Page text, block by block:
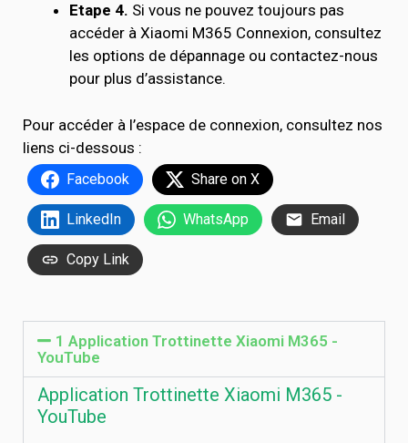
Etape 4. Si vous ne pouvez toujours pas
accéder à Xiaomi M365 Connexion, consultez
les options de dépannage ou contactez-nous
pour plus d’assistance.
Pour accéder à l’espace de connexion, consultez nos
liens ci-dessous :
Facebook Share on X
LinkedIn WhatsApp Email
Copy Link
1 Application Trottinette Xiaomi M365 -
YouTube
Application Trottinette Xiaomi M365 -
YouTube